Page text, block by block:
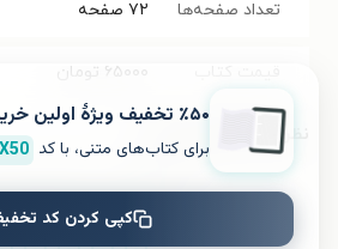
تعداد صفحه‌ها ۷۲ صفحه
۶۵۰۰۰ تومان
نظر شما دربارهٔ این کتاب
به این کتاب چه امتیازی
٪۵۰ تخفیف ویژۀ اولین خرید
برای کتاب‌های متنی، با کد
کپی کردن کد